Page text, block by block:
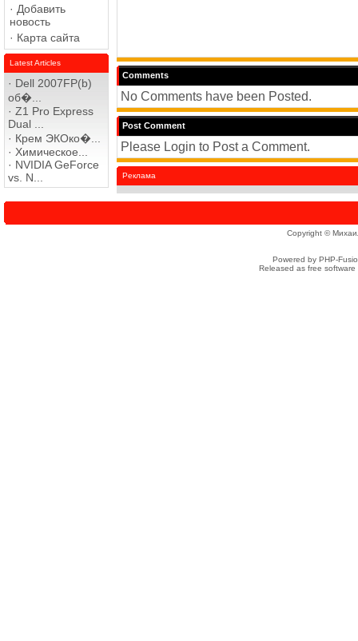
· Добавить
новость
· Карта сайта
Latest Articles
· Dell 2007FP(b)
об�...
· Z1 Pro Express
Dual ...
· Крем ЭКОко�...
· Химическое...
· NVIDIA GeForce
vs. N...
Comments
No Comments have been Posted.
Post Comment
Please Login to Post a Comment.
Реклама
Copyright ©
Powered by PHP-
Released as free